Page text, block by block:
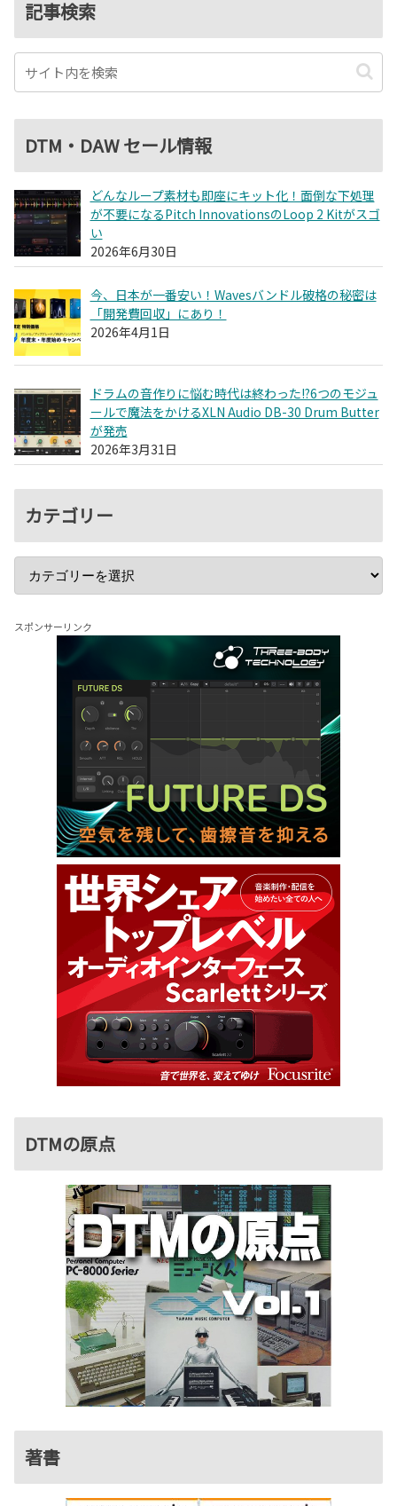
記事検索
DTM・DAW セール情報
どんなループ素材も即座にキット化！面倒な下処理
が不要になるPitch InnovationsのLoop 2 Kitがスゴ
い
2026年6月30日
今、日本が一番安い！Wavesバンドル破格の秘密は
「開発費回収」にあり！
2026年4月1日
ドラムの音作りに悩む時代は終わった!?6つのモジュ
ールで魔法をかけるXLN Audio DB-30 Drum Butter
が発売
2026年3月31日
カテゴリー
スポンサーリンク
DTMの原点
著書